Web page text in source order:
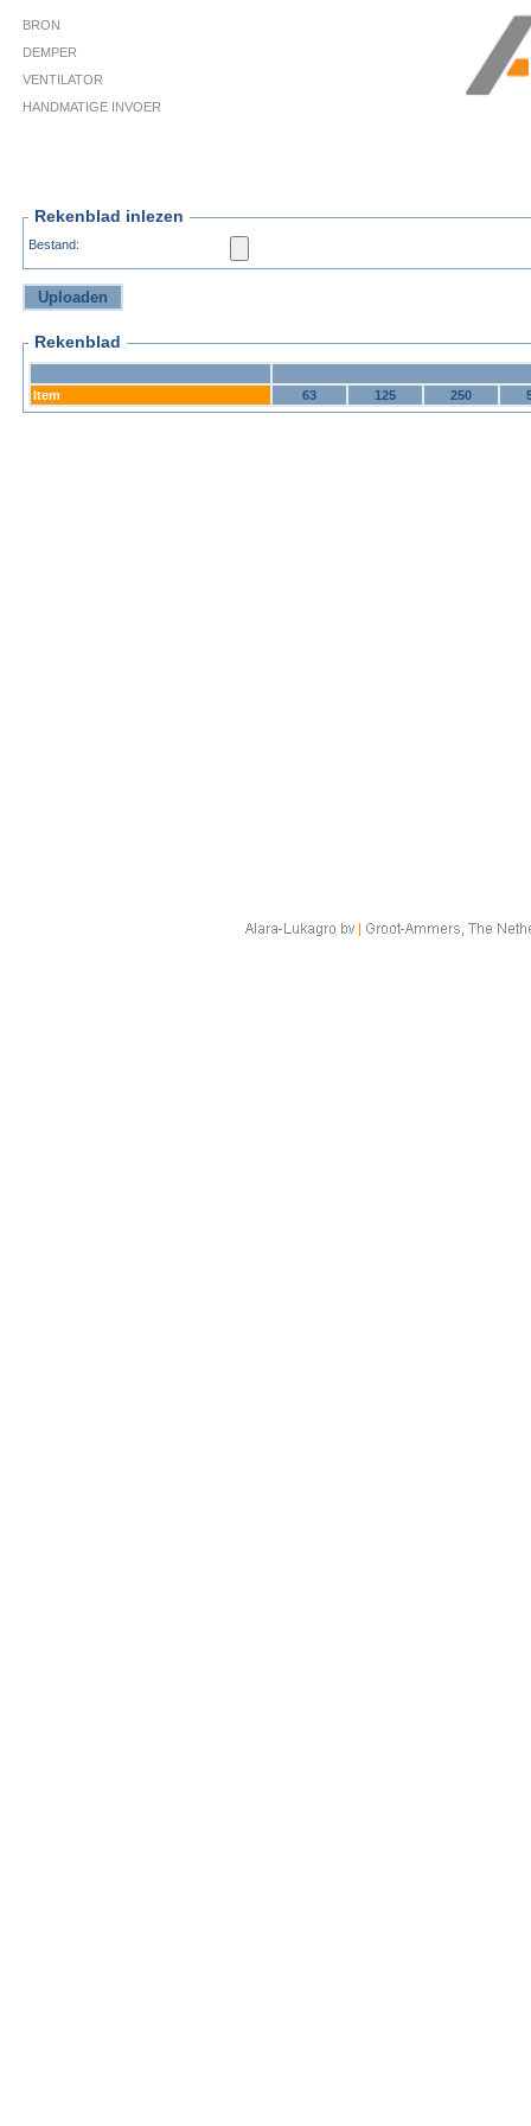
BRON
DEMPER
VENTILATOR
HANDMATIGE INVOER
Rekenblad inlezen
Bestand:
Rekenblad
Item 63 125 250